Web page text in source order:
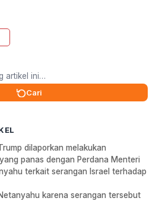
Cari
dilaporkan melakukan
panas dengan Perdana Menteri
terkait serangan Israel terhadap
karena serangan tersebut